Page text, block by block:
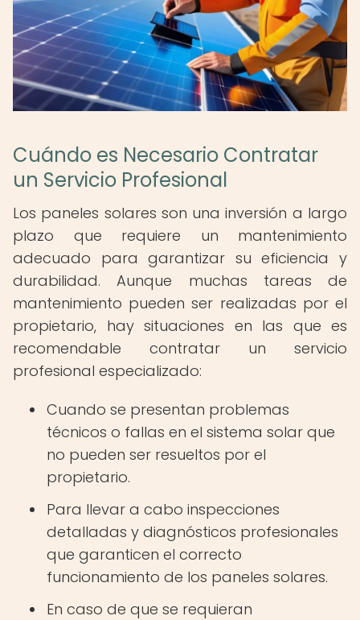
Cuándo es Necesario Contratar
un Servicio Profesional
Los paneles solares son una inversión a largo
plazo que requiere un mantenimiento
adecuado para garantizar su eficiencia y
durabilidad. Aunque muchas tareas de
mantenimiento pueden ser realizadas por el
propietario, hay situaciones en las que es
recomendable contratar un servicio
profesional especializado:
Cuando se presentan problemas
técnicos o fallas en el sistema solar que
no pueden ser resueltos por el
propietario.
Para llevar a cabo inspecciones
detalladas y diagnósticos profesionales
que garanticen el correcto
funcionamiento de los paneles solares.
En caso de que se requieran